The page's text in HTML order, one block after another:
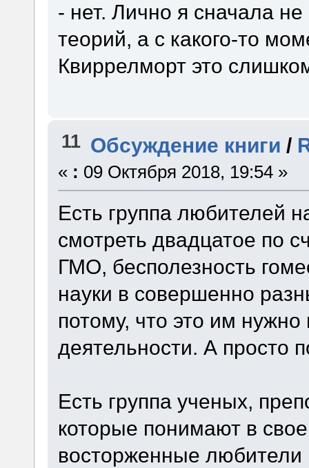
- нет. Лично я сначала
теорий, а с какого-то
Квиррелморт это
11 Обсуждение книги /
« : 09 Октября 2018, 19:54 »
Есть группа любителей
смотреть двадцатое по
ГМО, бесполезность
науки в совершенно
потому, что это им
деятельности. А просто
Есть группа ученых,
которые понимают в
восторженные любители